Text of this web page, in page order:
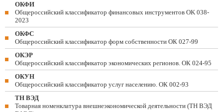
ОКФИ
Общероссийский классификатор финансовых инструментов OK 038-
2023
ОКФС
Общероссийский классификатор форм собственности ОК 027-99
ОКЭР
Общероссийский классификатор экономических регионов. ОК 024-95
ОКУН
Общероссийский классификатор услуг населению. ОК 002-93
ТН ВЭД
Товарная номенклатура внешнеэкономической деятельности (ТН ВЭД